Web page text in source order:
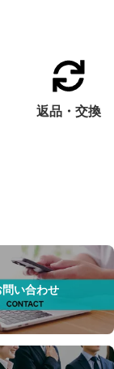
返品・交換
問い合わせ